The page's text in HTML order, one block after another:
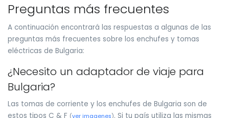
Preguntas más frecuentes
A continuación encontrará las respuestas a algunas de las
preguntas más frecuentes sobre los enchufes y tomas
eléctricas de Bulgaria:
¿Necesito un adaptador de viaje para
Bulgaria?
Las tomas de corriente y los enchufes de Bulgaria son de
estos tipos C & F (ver imagenes). Si tu país utiliza las mismas